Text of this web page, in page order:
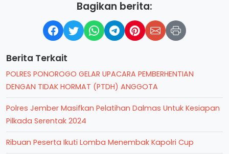
Bagikan berita:
Berita Terkait
POLRES PONOROGO GELAR UPACARA PEMBERHENTIAN
DENGAN TIDAK HORMAT (PTDH) ANGGOTA
Polres Jember Masifkan Pelatihan Dalmas Untuk Kesiapan
Pilkada Serentak 2024
Ribuan Peserta Ikuti Lomba Menembak Kapolri Cup